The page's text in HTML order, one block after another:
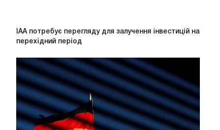
IAA
потребує
для
залучення
інвестицій
на
перехідний
період
IAA потребує перегляду для залучення інвестицій на
перехідний період